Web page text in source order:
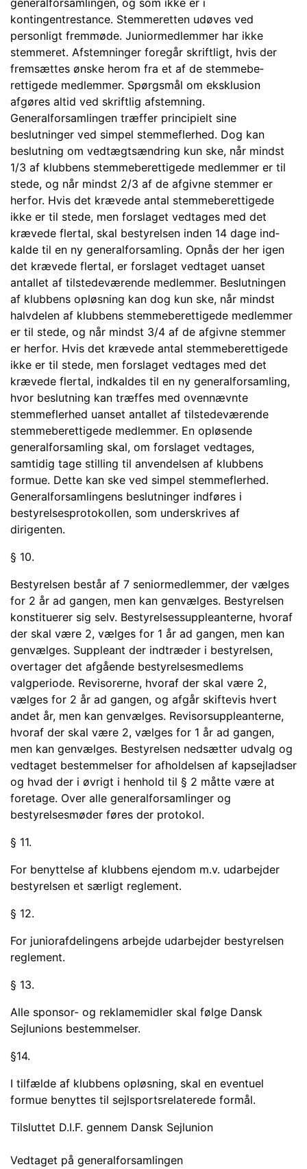
generalforsamlingen, og som ikke er i
kontingentrestance. Stemmeretten udøves ved
personligt fremmøde. Juniormedlemmer har ikke
stemmeret. Afstem­ninger foregår skriftligt, hvis der
fremsættes ønske herom fra et af de stemmebe­
rettigede medlemmer. Spørgsmål om eksklusion
afgøres altid ved skriftlig af­stemning.
Generalforsamlingen træffer principielt sine
beslutninger ved simpel stemme­flerhed. Dog kan
beslutning om vedtægtsændring kun ske, når mindst
1/3 af klubbens stemmeberettigede medlemmer er til
stede, og når mindst 2/3 af de afgivne stem­mer er
herfor. Hvis det krævede antal stemmeberettigede
ikke er til stede, men forslaget vedtages med det
krævede flertal, skal bestyrelsen inden 14 dage ind­
kalde til en ny generalforsamling. Opnås der her igen
det krævede flertal, er for­slaget vedtaget uanset
antallet af tilstedeværende medlemmer. Beslutningen
af klubbens opløsning kan dog kun ske, når mindst
halvdelen af klubbens stemme­berettigede medlemmer
er til stede, og når mindst 3/4 af de afgivne stemmer
er herfor. Hvis det krævede antal stemmeberettigede
ikke er til stede, men forslaget vedtages med det
krævede flertal, indkaldes til en ny generalforsamling,
hvor be­slutning kan træffes med ovennævnte
stemmeflerhed uanset antallet af tilstede­værende
stemmeberettigede medlemmer. En opløsende
generalforsamling skal, om forslaget vedtages,
samtidig tage stilling til anvendelsen af klubbens
formue. Dette kan ske ved simpel stemmeflerhed.
Generalforsamlingens beslutninger ind­føres i
bestyrelsesprotokollen, som underskrives af
dirigenten.
§ 10.
Bestyrelsen består af 7 seniormedlemmer, der vælges
for 2 år ad gangen, men kan genvælges. Bestyrelsen
konstituerer sig selv. Bestyrelsessuppleanterne, hvoraf
der skal være 2, vælges for 1 år ad gangen, men kan
genvælges. Suppleant der indtræder i bestyrelsen,
overtager det afgående be­styrelsesmedlems
valgperiode. Revisorerne, hvoraf der skal være 2,
vælges for 2 år ad gangen, og afgår skiftevis hvert
andet år, men kan genvælges. Revisorsuppleanterne,
hvoraf der skal være 2, vælges for 1 år ad gangen,
men kan genvælges. Bestyrelsen nedsætter udvalg og
vedtaget bestemmelser for afholdelsen af kap­sejladser
og hvad der i øvrigt i henhold til § 2 måtte være at
foretage. Over alle ge­neralforsamlinger og
bestyrelsesmøder føres der protokol.
§ 11.
For benyttelse af klubbens ejendom m.v. udarbejder
bestyrelsen et særligt regle­ment.
§ 12.
For juniorafdelingens arbejde udarbejder bestyrelsen
reglement.
§ 13.
Alle sponsor- og reklamemidler skal følge Dansk
Sejlunions bestemmelser.
§14.
I tilfælde af klubbens opløsning, skal en eventuel
formue benyttes til sejlsports­relaterede formål.
Tilsluttet D.I.F. gennem Dansk Sejlunion
Vedtaget på generalforsamlingen